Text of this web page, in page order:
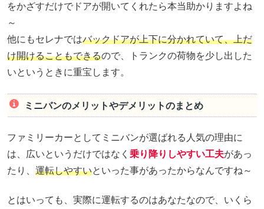
をかざすだけでドアが開いてくれたら本当助かりますよね
～
他にもセレナではバックドアが上下に分かれていて、上だ
け開けることもできるので、トランクの荷物を少し出した
いというときに重宝します。
ミニバンのメリットやデメリットのまとめ
ファミリーカーとしてミニバンが選ばれる人気の理由に
は、広いというだけではなく 乗り降りしやすい工夫があっ
たり、 運転しやすいといった事があったからなんですね～
とはいっても、実際に運転するのはあなたなので、いくら